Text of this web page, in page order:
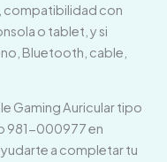
compatibilidad con
o tablet, y si
Bluetooth, cable,
Gaming Auricular tipo
981-000977 en
a completar tu